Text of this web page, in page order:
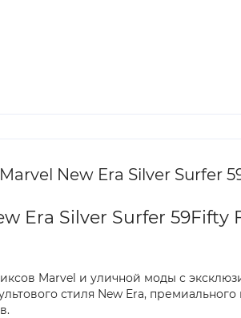
New Era Silver Surfer
Era Silver Surfer
Marvel и уличной моды с
стиля New Era,